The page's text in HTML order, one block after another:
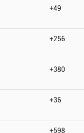
+49
+256
+380
+36
+598